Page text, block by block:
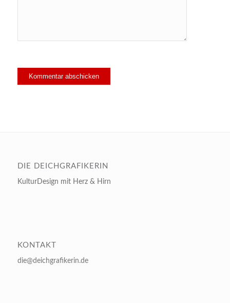
DIE DEICHGRAFIKERIN
KulturDesign mit Herz & Hirn
KONTAKT
die@deichgrafikerin.de